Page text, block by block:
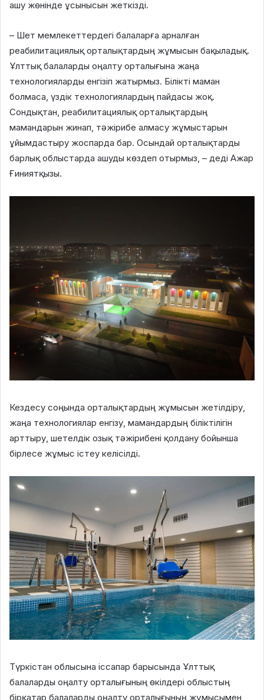
ашу жөнінде ұсынысын жеткізді.
– Шет мемлекеттердегі балаларға арналған
реабилитациялық орталықтардың жұмысын бақыладық.
Ұлттық балаларды оңалту орталығына жаңа
технологияларды енгізіп жатырмыз. Білікті маман
болмаса, үздік технологиялардың пайдасы жоқ.
Сондықтан, реабилитациялық орталықтардың
мамандарын жинап, тәжірибе алмасу жұмыстарын
ұйымдастыру жоспарда бар. Осындай орталықтарды
барлық облыстарда ашуды көздеп отырмыз, – деді Ажар
Ғиниятқызы.
Кездесу соңында орталықтардың жұмысын жетілдіру,
жаңа технологиялар енгізу, мамандардың біліктілігін
арттыру, шетелдік озық тәжірибені қолдану бойынша
бірлесе жұмыс істеу келісілді.
Түркістан облысына іссапар барысында Ұлттық
балаларды оңалту орталығының өкілдері облыстың
бірқатар балаларды оңалту орталығының жұмысымен